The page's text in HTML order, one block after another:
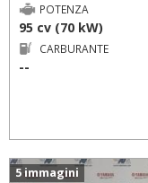
POTENZA
95 cv (70 kW)
CARBURANTE
--
5 immagini